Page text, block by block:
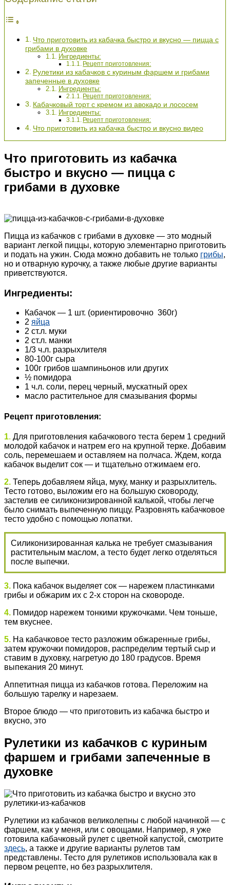
Что приготовить из кабачка быстро и вкусно — пицца с
грибами в духовке
Ингредиенты:
Рецепт приготовления:
Рулетики из кабачков с куриным фаршем и грибами
запеченные в духовке
Ингредиенты:
Рецепт приготовления:
Кабачковый торт с кремом из авокадо и лососем
Ингредиенты:
Рецепт приготовления:
Что приготовить из кабачка быстро и вкусно видео
Что приготовить из кабачка
быстро и вкусно — пицца с
грибами в духовке
Пицца из кабачков с грибами в духовке — это модный
вариант легкой пиццы, которую элементарно приготовить
и подать на ужин. Сюда можно добавить не только грибы,
но и отварную курочку, а также любые другие варианты
приветствуются.
Ингредиенты:
Кабачок — 1 шт. (ориентировочно 360г)
2 яйца
2 ст.л. муки
2 ст.л. манки
1/3 ч.л. разрыхлителя
80-100г сыра
100г грибов шампиньонов или других
½ помидора
1 ч.л. соли, перец черный, мускатный орех
масло растительное для смазывания формы
Рецепт приготовления:
1. Для приготовления кабачкового теста берем 1 средний
молодой кабачок и натрем его на крупной терке. Добавим
соль, перемешаем и оставляем на полчаса. Ждем, когда
кабачок выделит сок — и тщательно отжимаем его.
2. Теперь добавляем яйца, муку, манку и разрыхлитель.
Тесто готово, выложим его на большую сковороду,
застелив ее силиконизированной калькой, чтобы легче
было снимать выпеченную пиццу. Разровнять кабачковое
тесто удобно с помощью лопатки.
Силиконизированная калька не требует смазывания
растительным маслом, а тесто будет легко отделяться
после выпечки.
3. Пока кабачок выделяет сок — нарежем пластинками
грибы и обжарим их с 2-х сторон на сковороде.
4. Помидор нарежем тонкими кружочками. Чем тоньше,
тем вкуснее.
5. На кабачковое тесто разложим обжаренные грибы,
затем кружочки помидоров, распределим тертый сыр и
ставим в духовку, нагретую до 180 градусов. Время
выпекания 20 минут.
Аппетитная пицца из кабачков готова. Переложим на
большую тарелку и нарезаем.
Второе блюдо — что приготовить из кабачка быстро и
вкусно, это
Рулетики из кабачков с куриным
фаршем и грибами запеченные в
духовке
Рулетики из кабачков великолепны с любой начинкой — с
фаршем, как у меня, или с овощами. Например, я уже
готовила кабачковый рулет с цветной капустой, смотрите
здесь, а также и другие варианты рулетов там
представлены. Тесто для рулетиков использовала как в
первом рецепте, но без разрыхлителя.